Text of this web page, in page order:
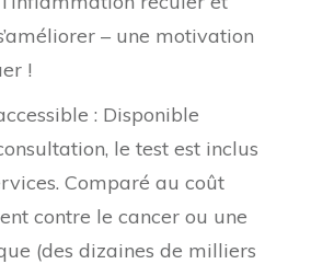
– une motivation
!
: Disponible
le test est inclus
Comparé au coût
contre le cancer ou une
(des dizaines de milliers